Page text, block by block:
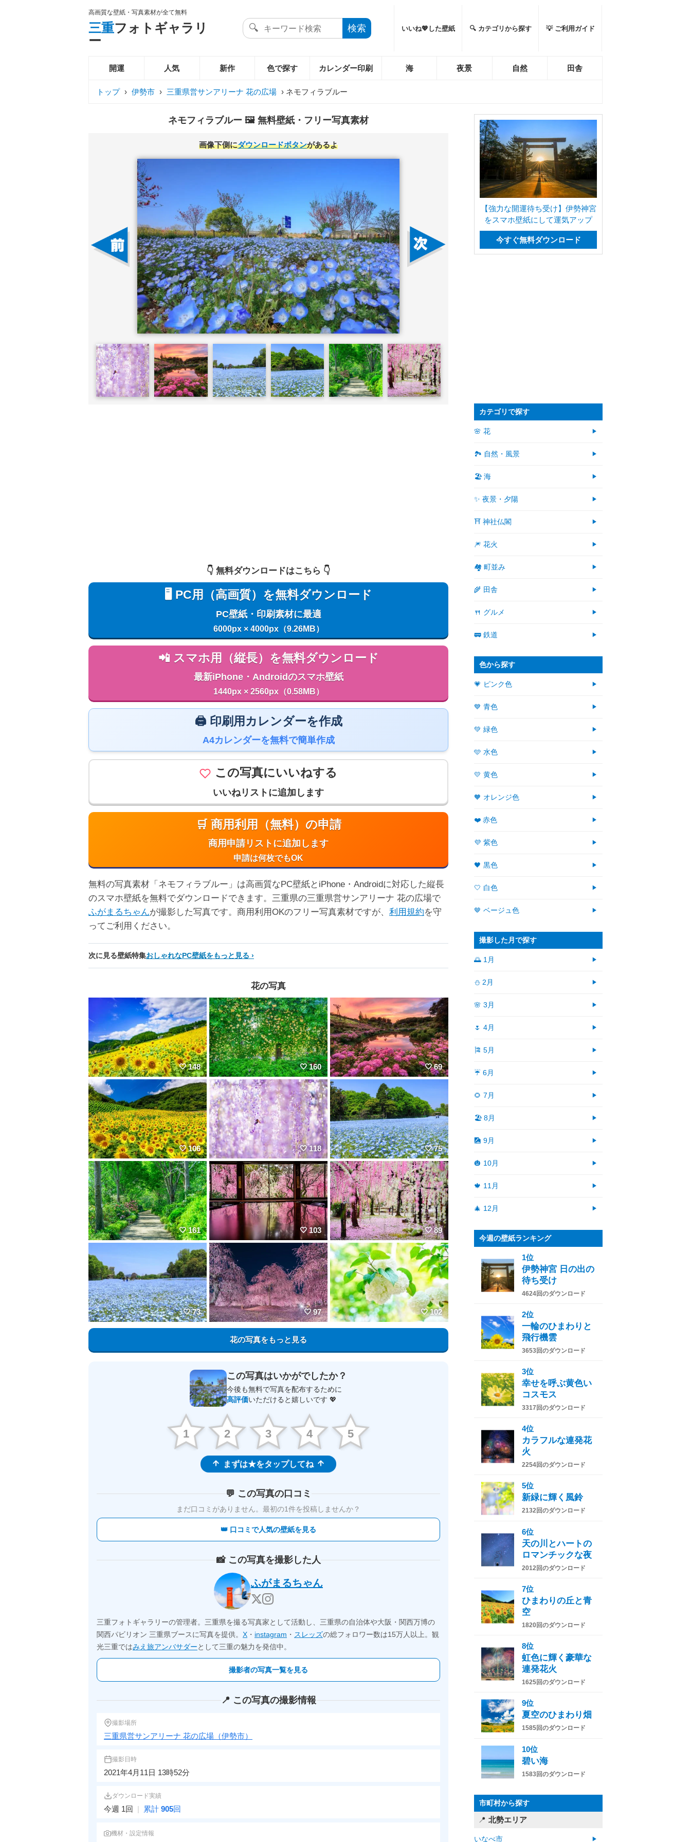
高画質な壁紙・写真素材が全て無料
三重フォトギャラリ
ー
いいね💖した壁紙 🔍 カテゴリから探す 💡 ご利用ガイド
開運 人気 新作 色で探す カレンダー印刷 海 夜景 自然 田舎
トップ › 伊勢市 › 三重県営サンアリーナ 花の広場 › ネモフィラブルー
ネモフィラブルー 🖼️ 無料壁紙・フリー写真素材
画像下側にダウンロードボタンがあるよ
👇️ 無料ダウンロードはこちら 👇️
🖥️ PC用（高画質）を無料ダウンロード
PC壁紙・印刷素材に最適
6000px × 4000px（9.26MB）
📲 スマホ用（縦長）を無料ダウンロード
最新iPhone・Androidのスマホ壁紙
1440px × 2560px（0.58MB）
🖨️ 印刷用カレンダーを作成
A4カレンダーを無料で簡単作成
この写真にいいねする
いいねリストに追加します
🛒 商用利用（無料）の申請
商用申請リストに追加します
申請は何枚でもOK
無料の写真素材「ネモフィラブルー」は高画質なPC壁紙とiPhone・Androidに対応した縦長
のスマホ壁紙を無料でダウンロードできます。三重県の三重県営サンアリーナ 花の広場で
ふがまるちゃんが撮影した写真です。商用利用OKのフリー写真素材ですが、 利用規約を守
ってご利用ください。
次に見る壁紙特集おしゃれなPC壁紙をもっと見る
花の写真
148 160 69
106 118 75
161 103 89
73 97 102
花の写真をもっと見る
この写真はいかがでしたか？
今後も無料で写真を配布するために
高評価いただけると嬉しいです 💖
1 2 3 4 5
まずは★をタップしてね
💬 この写真の口コミ
まだ口コミがありません。 最初の1件を投稿しませんか？
👑 口コミで人気の壁紙を見る
📸 この写真を撮影した人
ふがまるちゃん
三重フォトギャラリーの管理者。三重県を撮る写真家として活動し、三重県の自治体や大阪・関西万博の
関西パビリオン 三重県ブースに写真を提供。 X ・ instagram ・ スレッズの総フォロワー数は15万人以上。観
光三重ではみえ旅アンバサダーとして三重の魅力を発信中。
撮影者の写真一覧を見る
📍 この写真の撮影情報
撮影場所
三重県営サンアリーナ 花の広場（伊勢市）
撮影日時
2021年4月11日 13時52分
ダウンロード実績
今週 1回 | 累計 905回
機材・設定情報
【強力な開運待ち受け】伊勢神宮
をスマホ壁紙にして運気アップ
今すぐ無料ダウンロード
カテゴリで探す
🌸 花
🏞️ 自然・風景
🏖 海
✨ 夜景・夕陽
⛩ 神社仏閣
🎆 花火
🏘 町並み
🌾 田舎
🍴 グルメ
🚃 鉄道
色から探す
💗 ピンク色
💙 青色
💚 緑色
🩵 水色
💛 黄色
🧡 オレンジ色
❤️ 赤色
💜 紫色
🖤 黒色
🤍 白色
🤎 ベージュ色
撮影した月で探す
🌅 1月
⛄ 2月
🌸 3月
🌷 4月
🎏 5月
☔ 6月
🌻 7月
🏖 8月
🎑 9月
🎃 10月
🍁 11月
🎄 12月
今週の壁紙ランキング
1位
伊勢神宮 日の出の
待ち受け
4624回のダウンロード
2位
一輪のひまわりと
飛行機雲
3653回のダウンロード
3位
幸せを呼ぶ黄色い
コスモス
3317回のダウンロード
4位
カラフルな連発花
火
2254回のダウンロード
5位
新緑に輝く風鈴
2132回のダウンロード
6位
天の川とハートの
ロマンチックな夜
2012回のダウンロード
7位
ひまわりの丘と青
空
1820回のダウンロード
8位
虹色に輝く豪華な
連発花火
1625回のダウンロード
9位
夏空のひまわり畑
1585回のダウンロード
10位
碧い海
1583回のダウンロード
市町村から探す
北勢エリア
いなべ市